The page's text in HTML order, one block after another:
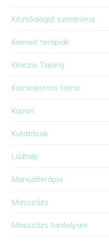
Kéztőalagút szindróma
Kiemelt terápiák
Kinezio Taping
Kiscsoportos torna
Kupon
Kutatások
Lúdtalp
Manuálterápia
Masszázs
Masszázs tanfolyam